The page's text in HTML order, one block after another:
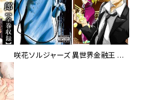
咲花ソルジャーズ 異世界金融王 ～クローネ・ゴルディオンの覇道～